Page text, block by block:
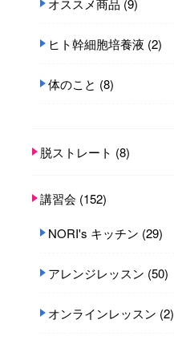
オススメ商品 (9)
ヒト幹細胞培養液 (2)
体のこと (8)
脱ストレート (8)
講習会 (152)
NORI's キッチン (29)
アレンジレッスン (50)
オンラインレッスン (2)